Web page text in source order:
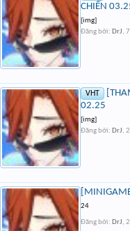
CHIẾN
[img]
Đăng bởi: DrJ,
VHT
02.25
[img]
Đăng bởi: DrJ,
24
Đăng bởi: DrJ,